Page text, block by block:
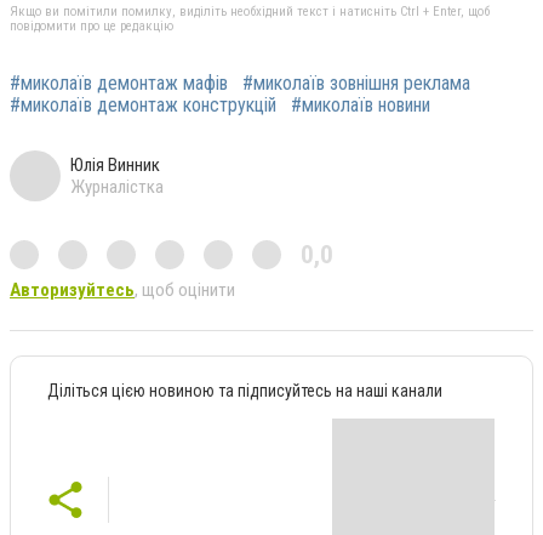
Якщо ви помітили помилку, виділіть необхідний текст і натисніть Ctrl + Enter, щоб
повідомити про це редакцію
#миколаїв демонтаж мафів
#миколаїв зовнішня реклама
#миколаїв демонтаж конструкцій
#миколаїв новини
Юлія Винник
Журналістка
0,0
Авторизуйтесь, щоб оцінити
Діліться цією новиною та підписуйтесь на наші канали